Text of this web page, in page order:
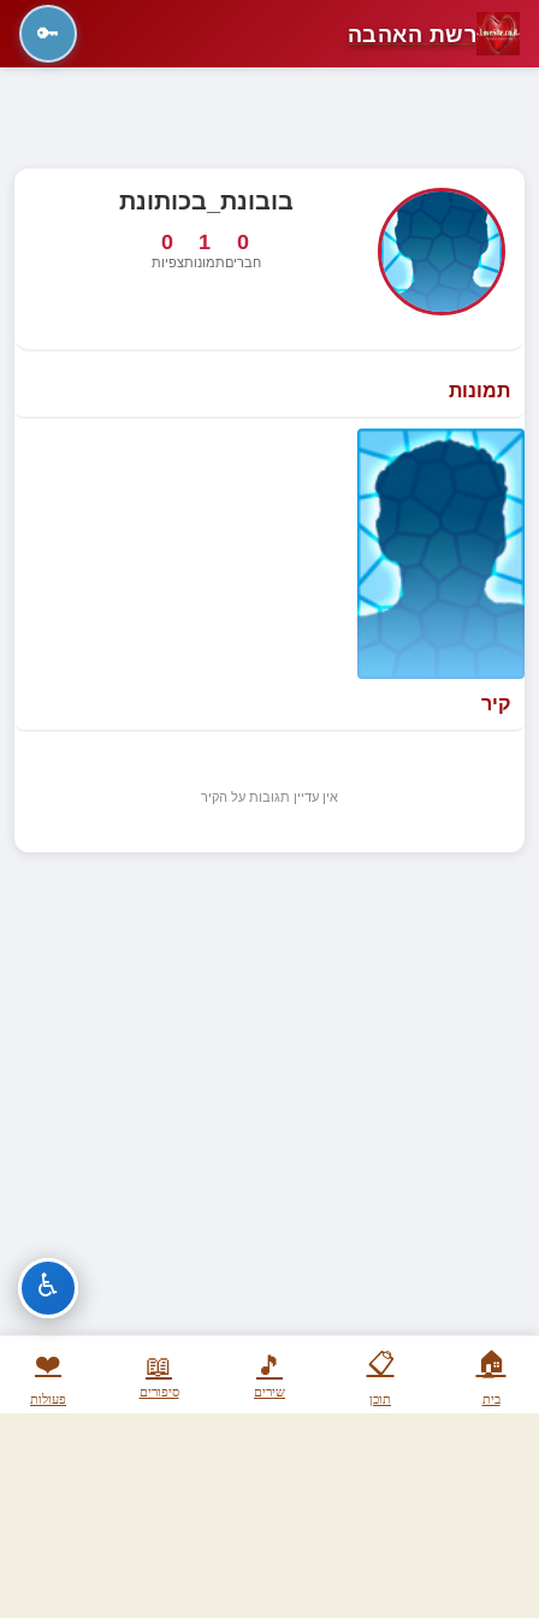
רשת האהבה 🔑
🏠
בית
📋
תוכן
🎵
שירים
📖
סיפורים
❤️
פעולות
בובונת_בכותונת
0
חברים
1
תמונות
0
צפיות
תמונות
קיר
אין עדיין תגובות על הקיר
♿